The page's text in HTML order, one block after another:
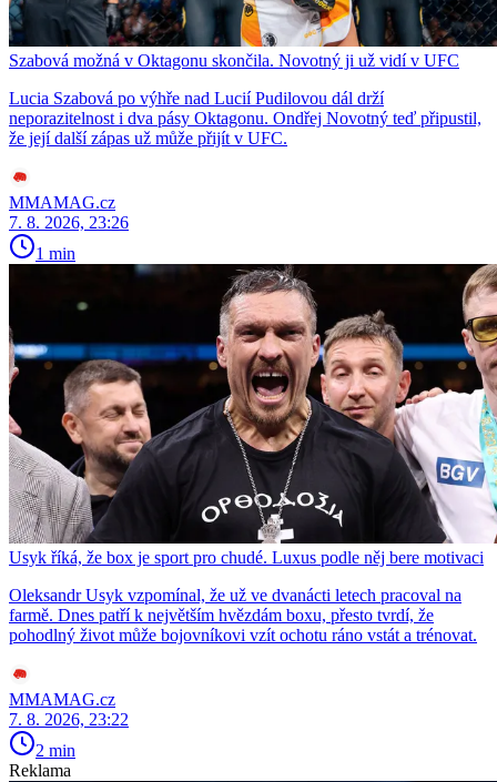
Szabová možná v Oktagonu skončila. Novotný ji už vidí v UFC
Lucia Szabová po výhře nad Lucií Pudilovou dál drží
neporazitelnost i dva pásy Oktagonu. Ondřej Novotný teď připustil,
že její další zápas už může přijít v UFC.
MMAMAG.cz
7. 8. 2026, 23:26
1 min
Usyk říká, že box je sport pro chudé. Luxus podle něj bere motivaci
Oleksandr Usyk vzpomínal, že už ve dvanácti letech pracoval na
farmě. Dnes patří k největším hvězdám boxu, přesto tvrdí, že
pohodlný život může bojovníkovi vzít ochotu ráno vstát a trénovat.
MMAMAG.cz
7. 8. 2026, 23:22
2 min
Reklama